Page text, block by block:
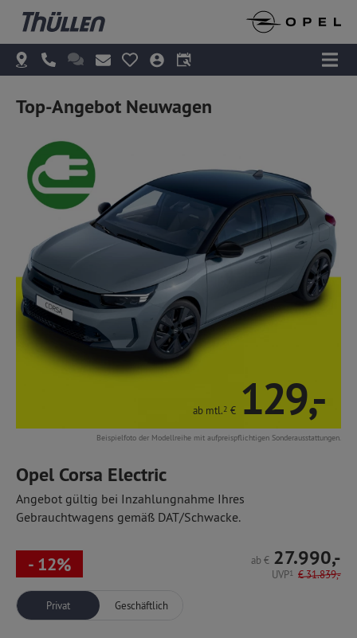
Top-Angebot Neuwagen
ab mtl.2 € 129,-
Beispielfoto der Modellreihe mit aufpreispflichtigen Sonderausstattungen.
Opel Corsa Electric
Angebot gültig bei Inzahlungnahme Ihres
Gebrauchtwagens gemäß DAT/Schwacke.
- 12% ab € 27.990,-
UVP1 €31.839,-
Privat Geschäftlich